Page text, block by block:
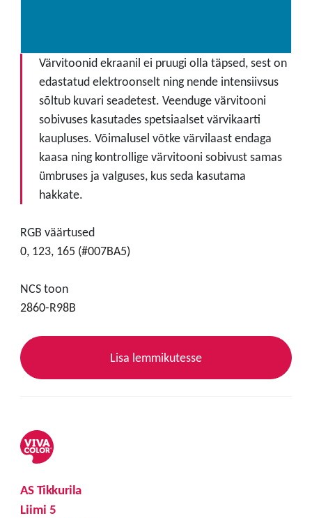
Värvitoonid ekraanil ei pruugi olla täpsed, sest on
edastatud elektroonselt ning nende intensiivsus
sõltub kuvari seadetest. Veenduge värvitooni
sobivuses kasutades spetsiaalset värvikaarti
kaupluses. Võimalusel võtke värvilaast endaga
kaasa ning kontrollige värvitooni sobivust samas
ümbruses ja valguses, kus seda kasutama
hakkate.
RGB väärtused
0, 123, 165 (#007BA5)
NCS toon
2860-R98B
Lisa lemmikutesse
AS Tikkurila
Liimi 5